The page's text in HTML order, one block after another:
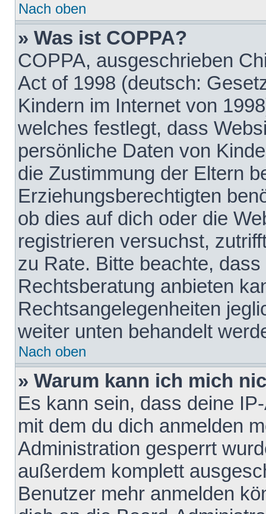
Nach oben
» Was ist COPPA?
COPPA, ausgeschrieben
Act of 1998 (deutsch:
Kindern im Internet von
welches festlegt, dass
persönliche Daten von
die Zustimmung der Eltern
Erziehungsberechtigten
ob dies auf dich oder die
registrieren versuchst,
zu Rate. Bitte beachte,
Rechtsberatung anbieten
Rechtsangelegenheiten
weiter unten behandelt
Nach oben
» Warum kann ich mich
Es kann sein, dass deine
mit dem du dich anmelden
Administration gesperrt
außerdem komplett
Benutzer mehr anmelden